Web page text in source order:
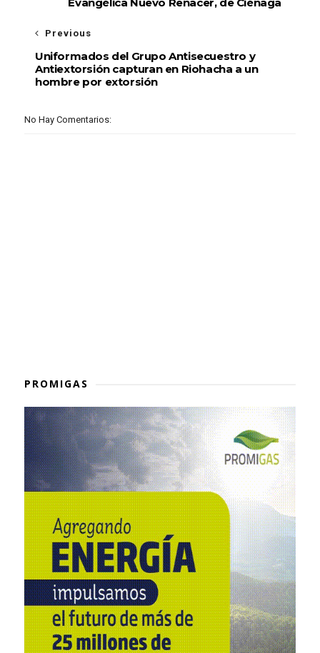
Previous
Uniformados del Grupo Antisecuestro y
Antiextorsión capturan en Riohacha a un
hombre por extorsión
No Hay Comentarios:
PROMIGAS